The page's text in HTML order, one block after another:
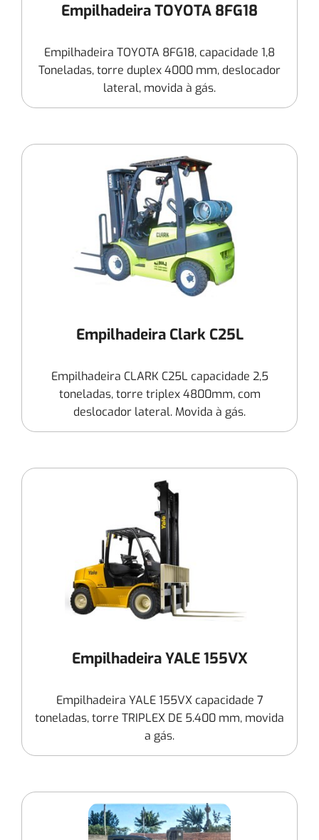
Empilhadeira TOYOTA 8FG18
Empilhadeira TOYOTA 8FG18, capacidade 1,8
Toneladas, torre duplex 4000 mm, deslocador
lateral, movida à gás.
Empilhadeira Clark C25L
Empilhadeira CLARK C25L capacidade 2,5
toneladas, torre triplex 4800mm, com
deslocador lateral. Movida à gás.
Empilhadeira YALE 155VX
Empilhadeira YALE 155VX capacidade 7
toneladas, torre TRIPLEX DE 5.400 mm, movida
a gás.